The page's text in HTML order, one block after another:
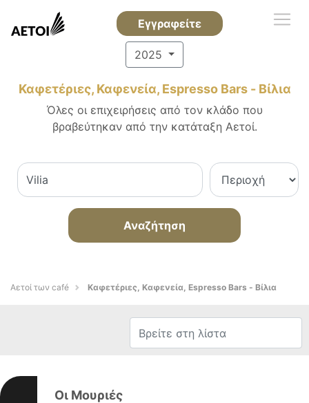
Εγγραφείτε
2025
Καφετέριες, Καφενεία, Espresso Bars - Βίλια
Όλες οι επιχειρήσεις από τον κλάδο που
βραβεύτηκαν από την κατάταξη Αετοί.
Αναζήτηση
Αετοί των café Καφετέριες, Καφενεία, Espresso Bars - Βίλια
Οι Μουριές